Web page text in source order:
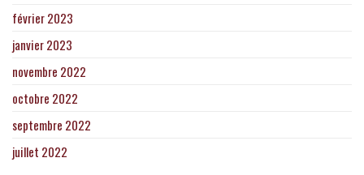
février 2023
janvier 2023
novembre 2022
octobre 2022
septembre 2022
juillet 2022